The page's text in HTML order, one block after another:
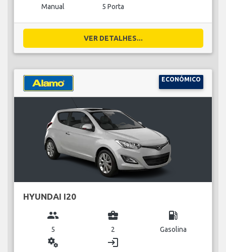
Manual 5 Porta
VER DETALHES...
ECONÓMICO
HYUNDAI I20
group
5
business_center
2
local_gas_station
Gasolina
miscellaneous_services login